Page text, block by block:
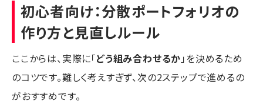
初心者向け：分散ポートフォリオの
作り方と見直しルール
ここからは、実際に「どう組み合わせるか 」を決めるため
のコツです。難しく考えすぎず、次の2ステップで進めるの
がおすすめです。